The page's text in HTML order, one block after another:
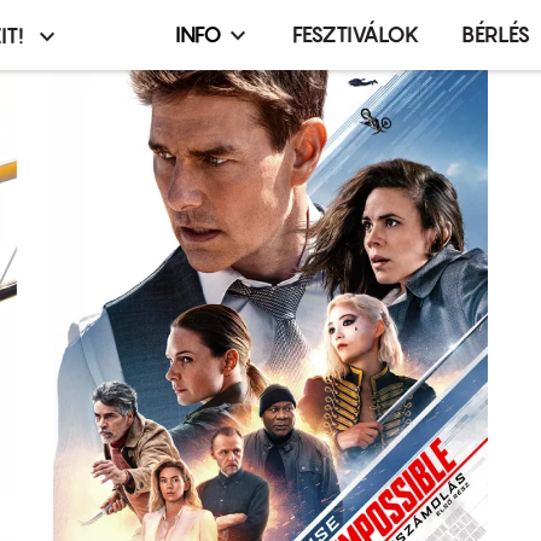
Infó,
esemény,
terembérlés
menü
INFO FESZTIVÁLOK BÉRLÉS